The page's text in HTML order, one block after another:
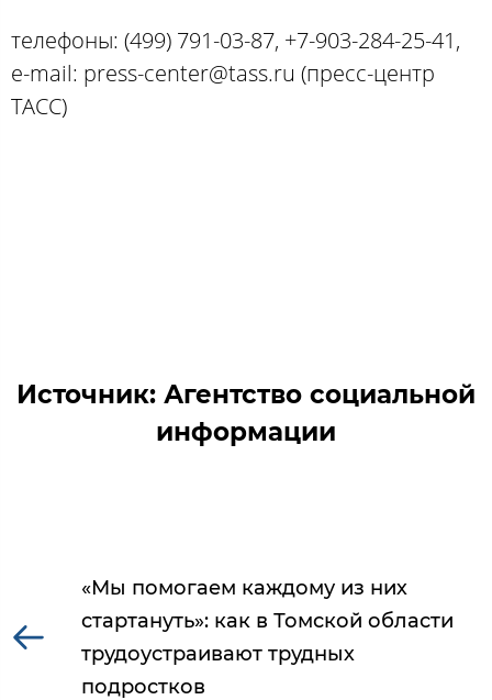
телефоны: (499) 791-03-87, +7-903-284-25-41,
e-mail: press-center@tass.ru (пресс-центр
ТАСС)
Источник: Агентство социальной
информации
«Мы помогаем каждому из них
стартануть»: как в Томской области
трудоустраивают трудных
подростков